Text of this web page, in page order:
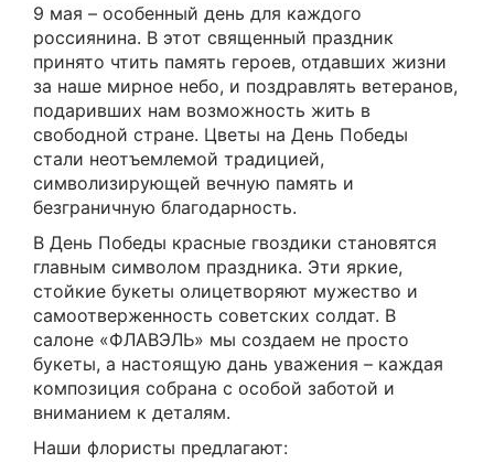
9 мая – особенный день для каждого
россиянина. В этот священный праздник
принято чтить память героев, отдавших жизни
за наше мирное небо, и поздравлять ветеранов,
подаривших нам возможность жить в
свободной стране. Цветы на День Победы
стали неотъемлемой традицией,
символизирующей вечную память и
безграничную благодарность.
В День Победы красные гвоздики становятся
главным символом праздника. Эти яркие,
стойкие букеты олицетворяют мужество и
самоотверженность советских солдат. В
салоне «ФЛАВЭЛЬ» мы создаем не просто
букеты, а настоящую дань уважения – каждая
композиция собрана с особой заботой и
вниманием к деталям.
Наши флористы предлагают: